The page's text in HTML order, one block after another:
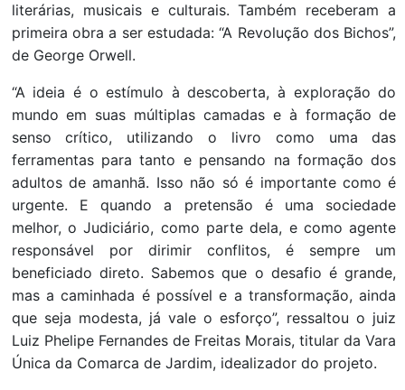
literárias, musicais e culturais. Também receberam a
primeira obra a ser estudada: “A Revolução dos Bichos”,
de George Orwell.
“A ideia é o estímulo à descoberta, à exploração do
mundo em suas múltiplas camadas e à formação de
senso crítico, utilizando o livro como uma das
ferramentas para tanto e pensando na formação dos
adultos de amanhã. Isso não só é importante como é
urgente. E quando a pretensão é uma sociedade
melhor, o Judiciário, como parte dela, e como agente
responsável por dirimir conflitos, é sempre um
beneficiado direto. Sabemos que o desafio é grande,
mas a caminhada é possível e a transformação, ainda
que seja modesta, já vale o esforço”, ressaltou o juiz
Luiz Phelipe Fernandes de Freitas Morais, titular da Vara
Única da Comarca de Jardim, idealizador do projeto.